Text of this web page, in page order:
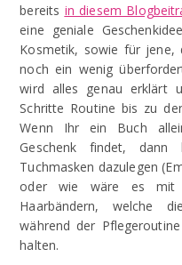
bereits in diesem
eine geniale
Kosmetik, sowie für jene,
noch ein wenig
wird alles genau erklärt
Schritte Routine bis zu
Wenn Ihr ein Buch
Geschenk findet,
Tuchmasken dazulegen
oder wie wäre es mit
Haarbändern, welche
während der
halten.